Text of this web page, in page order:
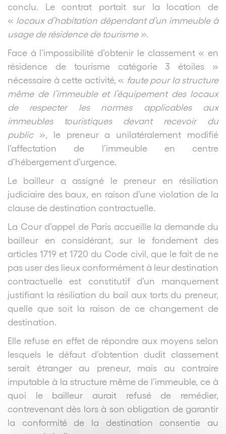
conclu. Le contrat portait sur la location de
« locaux d’habitation dépendant d’un immeuble à
usage de résidence de tourisme »
Face à l’impossibilité d’obtenir le classement « en
résidence de tourisme catégorie 3 étoiles »
nécessaire à cette activité, « faute pour la structure
même de l’immeuble et l’équipement des locaux
de respecter les normes applicables aux
immeubles touristiques devant recevoir du
public», le preneur a unilatéralement modifié
l’affectation de l’immeuble en centre
d’hébergement d’urgence.
Le bailleur a assigné le preneur en résiliation
judiciaire des baux, en raison d’une violation de la
clause de destination contractuelle.
La Cour d’appel de Paris accueille la demande du
bailleur en considérant, sur le fondement des
articles 1719 et 1720 du Code civil, que le fait de ne
pas user des lieux conformément à leur destination
contractuelle est constitutif d’un manquement
justifiant la résiliation du bail aux torts du preneur,
quelle que soit la raison de ce changement de
destination.
Elle refuse en effet de répondre aux moyens selon
lesquels le défaut d’obtention dudit classement
serait étranger au preneur, mais au contraire
imputable à la structure même de l’immeuble, ce à
quoi le bailleur aurait refusé de remédier,
contrevenant dès lors à son obligation de garantir
la conformité de la destination consentie au